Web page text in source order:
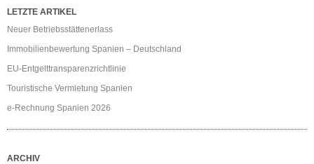
LETZTE ARTIKEL
Neuer Betriebsstättenerlass
Immobilienbewertung Spanien – Deutschland
EU-Entgelttransparenzrichtlinie
Touristische Vermietung Spanien
e-Rechnung Spanien 2026
ARCHIV